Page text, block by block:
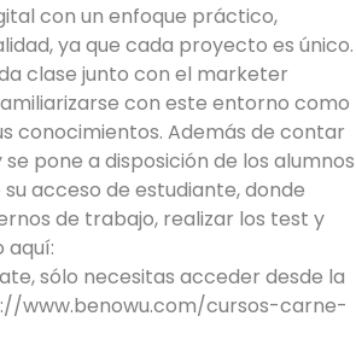
con un enfoque práctico,
ya que cada proyecto es único.
clase junto con el marketer
con este entorno como
conocimientos. Además de contar
pone a disposición de los alumnos
acceso de estudiante, donde
de trabajo, realizar los test y
aquí:
sólo necesitas acceder desde la
www.benowu.com/cursos-carne-